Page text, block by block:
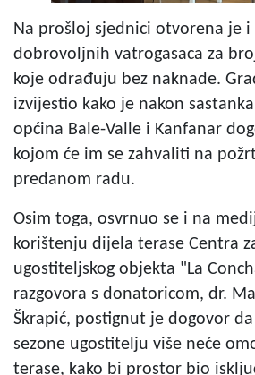
Na prošloj sjednici otvorena je
dobrovoljnih vatrogasaca za
koje odrađuju bez naknade.
izvijestio kako je nakon
općina Bale-Valle i Kanfanar
kojom će im se zahvaliti na
predanom radu.
Osim toga, osvrnuo se i na
korištenju dijela terase Centra
ugostiteljskog objekta "La
razgovora s donatoricom, dr.
Škrapić, postignut je dogovor
sezone ugostitelju više neće
terase, kako bi prostor bio